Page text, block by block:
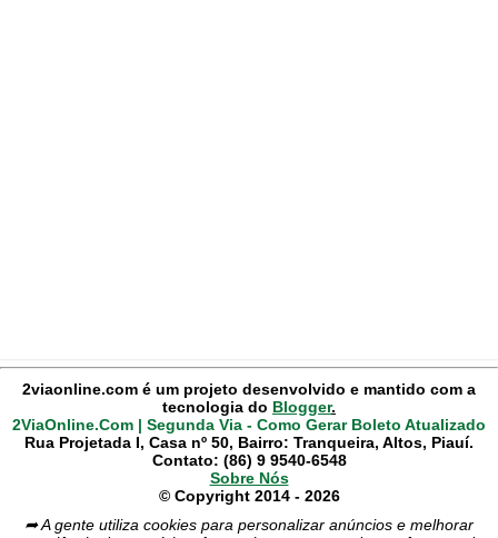
2viaonline.com é um projeto desenvolvido e mantido com a
tecnologia do Blogger.
2ViaOnline.Com | Segunda Via - Como Gerar Boleto Atualizado
Rua Projetada I, Casa nº 50, Bairro: Tranqueira, Altos, Piauí.
Contato: (86) 9 9540-6548
Sobre Nós
© Copyright 2014 - 2026
➦ A gente utiliza cookies para personalizar anúncios e melhorar